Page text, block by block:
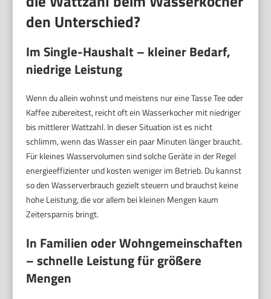
den Unterschied?
Im Single-Haushalt – kleiner Bedarf,
niedrige Leistung
Wenn du allein wohnst und meistens nur eine Tasse Tee oder
Kaffee zubereitest, reicht oft ein Wasserkocher mit niedriger
bis mittlerer Wattzahl. In dieser Situation ist es nicht
schlimm, wenn das Wasser ein paar Minuten länger braucht.
Für kleines Wasservolumen sind solche Geräte in der Regel
energieeffizienter und kosten weniger im Betrieb. Du kannst
so den Wasserverbrauch gezielt steuern und brauchst keine
hohe Leistung, die vor allem bei kleinen Mengen kaum
Zeitersparnis bringt.
In Familien oder Wohngemeinschaften
– schnelle Leistung für größere
Mengen